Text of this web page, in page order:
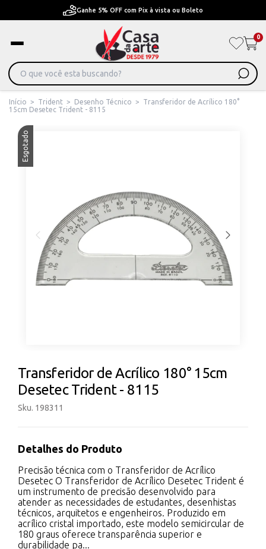
Ganhe 5% OFF com Pix à vista ou Boleto
0
Início > Trident > Desenho Técnico >
Transferidor de Acrílico 180°
15cm Desetec Trident - 8115
Esgotado
Transferidor de Acrílico 180° 15cm
Desetec Trident - 8115
Sku. 198311
Detalhes do Produto
Precisão técnica com o Transferidor de Acrílico
Desetec O Transferidor de Acrílico Desetec Trident é
um instrumento de precisão desenvolvido para
atender as necessidades de estudantes, desenhistas
técnicos, arquitetos e engenheiros. Produzido em
acrílico cristal importado, este modelo semicircular de
180 graus oferece transparência superior e
durabilidade pa...